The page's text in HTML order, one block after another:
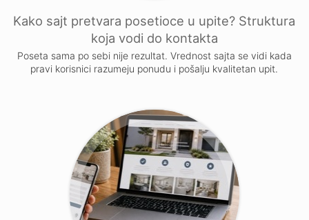
Kako sajt pretvara posetioce u upite? Struktura
koja vodi do kontakta
Poseta sama po sebi nije rezultat. Vrednost sajta se vidi kada
pravi korisnici razumeju ponudu i pošalju kvalitetan upit.